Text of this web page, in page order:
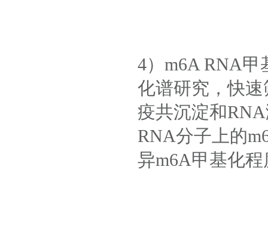
4）m6A RNA甲
化谱研究，快
疫共沉淀和
RNA分子上的
异m6A甲基化程